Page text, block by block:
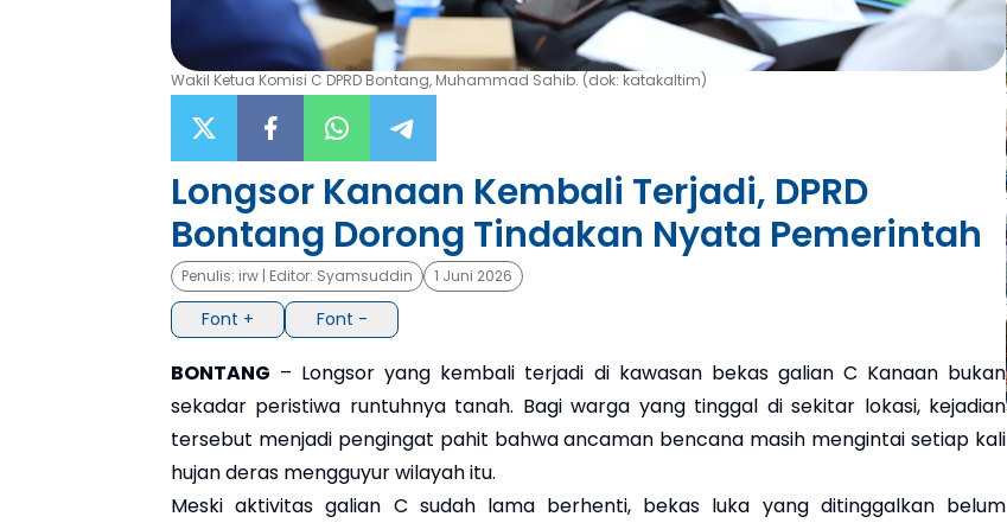
Wakil Ketua Komisi C DPRD Bontang, Muhammad Sahib. (dok: katakaltim)
Longsor Kanaan Kembali Terjadi, DPRD
Bontang Dorong Tindakan Nyata Pemerintah
Penulis: irw | Editor: Syamsuddin 1 Juni 2026
Font + Font -
BONTANG – Longsor yang kembali terjadi di kawasan bekas galian C Kanaan bukan
sekadar peristiwa runtuhnya tanah. Bagi warga yang tinggal di sekitar lokasi, kejadian
tersebut menjadi pengingat pahit bahwa ancaman bencana masih mengintai setiap kali
hujan deras mengguyur wilayah itu.
Meski aktivitas galian C sudah lama berhenti, bekas luka yang ditinggalkan belum